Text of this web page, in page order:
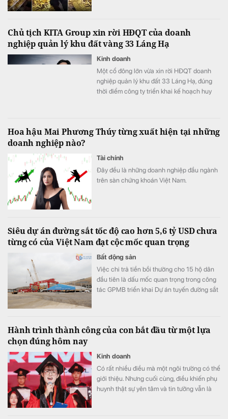
Chủ tịch KITA Group xin rời HĐQT của doanh
nghiệp quản lý khu đất vàng 33 Láng Hạ
Kinh doanh
Một cổ đông lớn vừa xin rời HĐQT doanh
nghiệp quản lý khu đất 33 Láng Hạ, đúng
thời điểm công ty triển khai kế hoạch huy
Hoa hậu Mai Phương Thúy từng xuất hiện tại những
doanh nghiệp nào?
Tài chính
Đây đều là những doanh nghiệp đầu ngành
trên sàn chứng khoán Việt Nam.
Siêu dự án đường sắt tốc độ cao hơn 5,6 tỷ USD chưa
từng có của Việt Nam đạt cộc mốc quan trọng
Bất động sản
Việc chi trả tiền bồi thường cho 15 hộ dân
đầu tiên là dấu mốc quan trọng trong công
tác GPMB triển khai Dự án tuyến đường sắt
Hành trình thành công của con bắt đầu từ một lựa
chọn đúng hôm nay
Kinh doanh
Có rất nhiều điều mà một ngôi trường có thể
giới thiệu. Nhưng cuối cùng, điều khiến phụ
huynh thật sự yên tâm và tin tưởng vẫn là